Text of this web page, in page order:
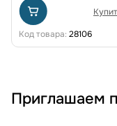
Код товара: 28106
Приглашаем